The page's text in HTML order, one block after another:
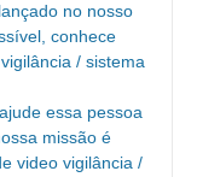
no nosso
conhece
/ sistema
essa pessoa
missão é
video vigilância /